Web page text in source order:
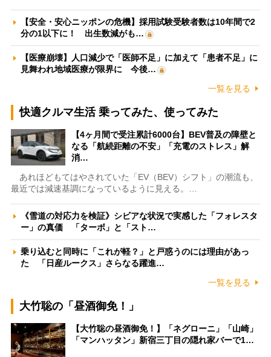
【安全・安心ニッポンの危機】採用試験受験者数は10年間で2
分の1以下に！ 出生数減がも…
【医療崩壊】人口減少で「医師不足」に加えて「患者不足」に
見舞われ地域医療が限界に 今後…
一覧を見る
快適クルマ生活 乗ってみた、使ってみた
【4ヶ月間で受注累計6000台】BEV普及の障壁と
なる「航続距離の不安」「充電のストレス」解
消…
あれほどもてはやされていた「EV（BEV）シフト」の潮流も、
最近では減速基調になっているように見える。…
《雪道の対応力を検証》シビアな状況で実感した「フォレスタ
ー」の真価 「ターボ」と「スト…
乗り込むと同時に「これが軽？」と戸惑うのには理由があっ
た 「日産ルークス」さらなる躍進…
一覧を見る
大竹聡の「昼酒御免！」
【大竹聡の昼酒御免！】「ネグローニ」「山崎」
「マンハッタン」新宿三丁目の隠れ家バーで1…